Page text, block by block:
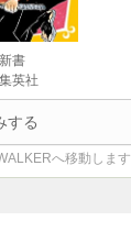
書
英社
する
へ移動します